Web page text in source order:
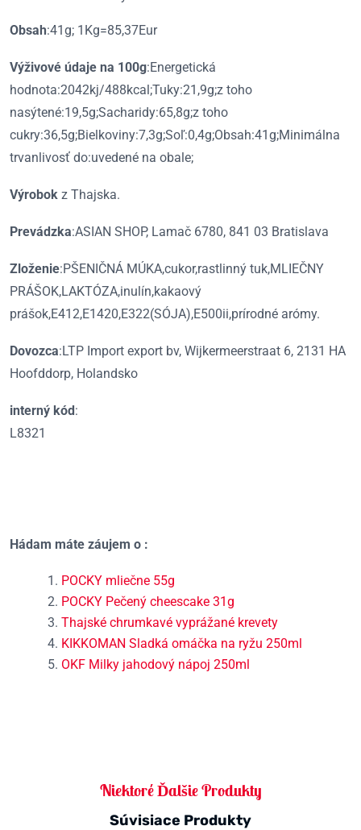
Obsah:41g; 1Kg=85,37Eur
Výživové údaje na 100g:Energetická
hodnota:2042kj/488kcal;Tuky:21,9g;z toho
nasýtené:19,5g;Sacharidy:65,8g;z toho
cukry:36,5g;Bielkoviny:7,3g;Soľ:0,4g;Obsah:41g;Minimálna
trvanlivosť do:uvedené na obale;
Výrobok z Thajska.
Prevádzka:ASIAN SHOP, Lamač 6780, 841 03 Bratislava
Zloženie:PŠENIČNÁ MÚKA,cukor,rastlinný tuk,MLIEČNY
PRÁŠOK,LAKTÓZA,inulín,kakaový
prášok,E412,E1420,E322(SÓJA),E500ii,prírodné arómy.
Dovozca:LTP Import export bv, Wijkermeerstraat 6, 2131 HA
Hoofddorp, Holandsko
interný kód:
L8321
Hádam máte záujem o :
POCKY mliečne 55g
POCKY Pečený cheescake 31g
Thajské chrumkavé vyprážané krevety
KIKKOMAN Sladká omáčka na ryžu 250ml
OKF Milky jahodový nápoj 250ml
Niektoré Ďalšie Produkty
Súvisiace Produkty